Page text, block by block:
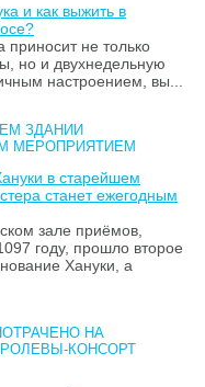
и как выжить в
приносит не только
но и двухнедельную
настроением, вы...
ЗДАНИИ
МЕРОПРИЯТИЕМ
в старейшем
станет ежегодным
зале приёмов,
году, прошло второе
Хануки, а
НА
КОНСОРТ